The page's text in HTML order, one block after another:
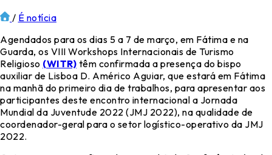
/ É notícia
Agendados para os dias 5 a 7 de março, em Fátima e na
Guarda, os VIII Workshops Internacionais de Turismo
Religioso (WITR) têm confirmada a presença do bispo
auxiliar de Lisboa D. Américo Aguiar, que estará em Fátima
na manhã do primeiro dia de trabalhos, para apresentar aos
participantes deste encontro internacional a Jornada
Mundial da Juventude 2022 (JMJ 2022), na qualidade de
coordenador-geral para o setor logístico-operativo da JMJ
2022.